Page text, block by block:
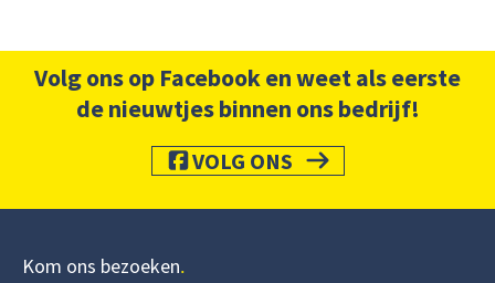
Volg ons op Facebook en weet als eerste
de nieuwtjes binnen ons bedrijf!
VOLG ONS
Kom ons bezoeken